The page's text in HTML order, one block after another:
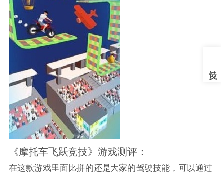
《摩托车飞跃竞技》游戏测评：
在这款游戏里面比拼的还是大家的驾驶技能，可以通过